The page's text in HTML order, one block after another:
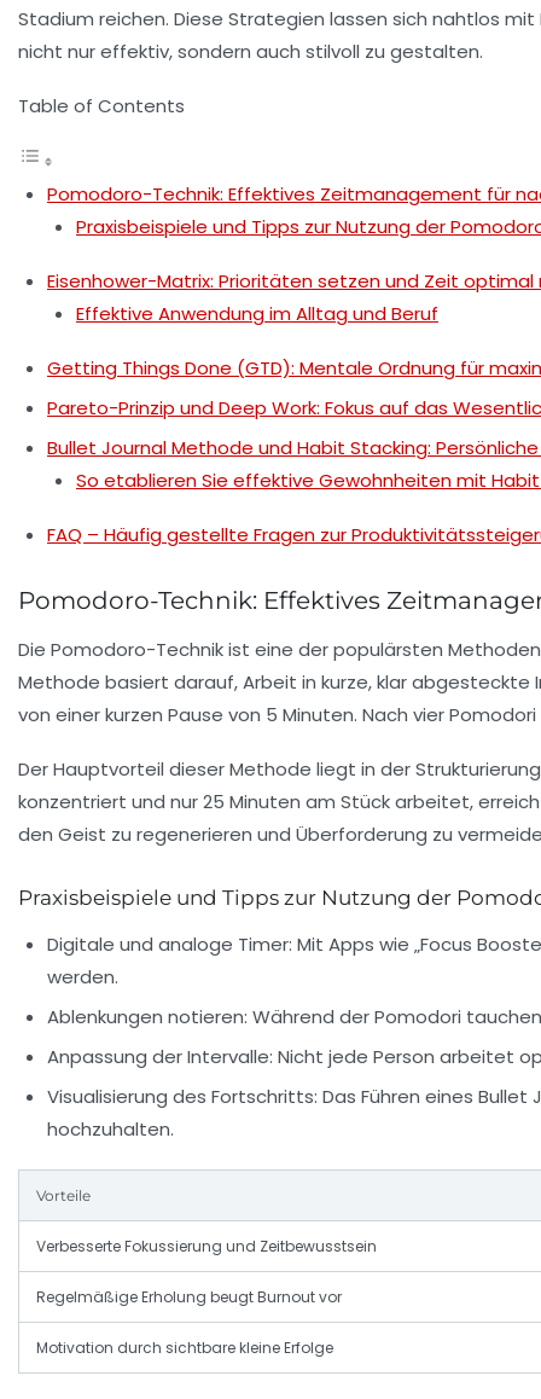
Stadium reichen. Diese Strategien lassen sich nahtlos
nicht nur effektiv, sondern auch stilvoll zu gestalten.
Table of Contents
Pomodoro-Technik: Effektives Zeitmanagement für
Praxisbeispiele und Tipps zur Nutzung der
Eisenhower-Matrix: Prioritäten setzen und Zeit optimal
Effektive Anwendung im Alltag und Beruf
Getting Things Done (GTD): Mentale Ordnung für
Pareto-Prinzip und Deep Work: Fokus auf das
Bullet Journal Methode und Habit Stacking:
So etablieren Sie effektive Gewohnheiten mit
FAQ – Häufig gestellte Fragen zur
Pomodoro-Technik: Effektives
Die Pomodoro-Technik ist eine der populärsten
Methode basiert darauf, Arbeit in kurze, klar
von einer kurzen Pause von 5 Minuten. Nach vier
Der Hauptvorteil dieser Methode liegt in der
konzentriert und nur 25 Minuten am Stück arbeitet,
den Geist zu regenerieren und Überforderung zu
Praxisbeispiele und Tipps zur Nutzung der
Digitale und analoge Timer: Mit Apps wie „Focus
werden.
Ablenkungen notieren: Während der Pomodori
Anpassung der Intervalle: Nicht jede Person arbeitet
Visualisierung des Fortschritts: Das Führen eines Bullet
hochzuhalten.
Vorteile
Verbesserte Fokussierung und Zeitbewusstsein
Regelmäßige Erholung beugt Burnout vor
Motivation durch sichtbare kleine Erfolge